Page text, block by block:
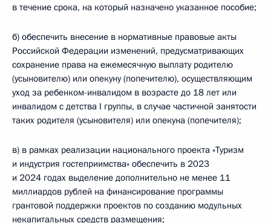
в течение срока, на который назначено указанное пособие;
б) обеспечить внесение в нормативные правовые акты
Российской Федерации изменений, предусматривающих
сохранение права на ежемесячную выплату родителю
(усыновителю) или опекуну (попечителю), осуществляющим
уход за ребенком-инвалидом в возрасте до 18 лет или
инвалидом с детства I группы, в случае частичной занятости
таких родителя (усыновителя) или опекуна (попечителя);
в) в рамках реализации национального проекта «Туризм
и индустрия гостеприимства» обеспечить в 2023
и 2024 годах выделение дополнительно не менее 11
миллиардов рублей на финансирование программы
грантовой поддержки проектов по созданию модульных
некапитальных средств размещения;